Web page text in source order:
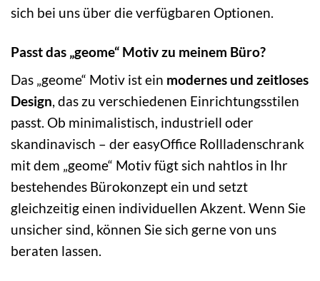
sich bei uns über die verfügbaren Optionen.
Passt das „geome“ Motiv zu meinem Büro?
Das „geome“ Motiv ist ein modernes und zeitloses
Design, das zu verschiedenen Einrichtungsstilen
passt. Ob minimalistisch, industriell oder
skandinavisch – der easyOffice Rollladenschrank
mit dem „geome“ Motiv fügt sich nahtlos in Ihr
bestehendes Bürokonzept ein und setzt
gleichzeitig einen individuellen Akzent. Wenn Sie
unsicher sind, können Sie sich gerne von uns
beraten lassen.